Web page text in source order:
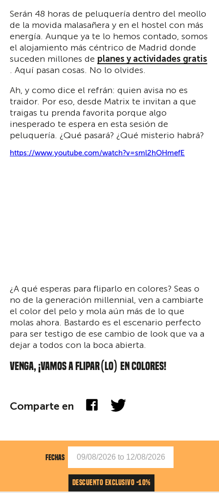
Serán 48 horas de peluquería dentro del meollo
de la movida malasañera y en el hostel con más
energía. Aunque ya te lo hemos contado, somos
el alojamiento más céntrico de Madrid donde
suceden millones de planes y actividades gratis
. Aquí pasan cosas. No lo olvides.
Ah, y como dice el refrán: quien avisa no es
traidor. Por eso, desde Matrix te invitan a que
traigas tu prenda favorita porque algo
inesperado te espera en esta sesión de
peluquería. ¿Qué pasará? ¿Qué misterio habrá?
https://www.youtube.com/watch?v=sml2hOHmefE
¿A qué esperas para fliparlo en colores? Seas o
no de la generación millennial, ven a cambiarte
el color del pelo y mola aún más de lo que
molas ahora. Bastardo es el escenario perfecto
para ser testigo de ese cambio de look que va a
dejar a todos con la boca abierta.
VENGA, ¡VAMOS A FLIPAR(LO) EN COLORES!
Comparte en
FECHAS
DESCUENTO EXCLUSIVO -10%